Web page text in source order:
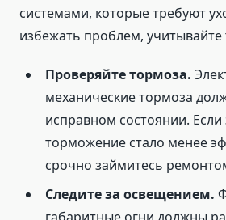
системами, которые требуют
избежать проблем,
Проверяйте тормоза.
механические тормоза
исправном состоянии.
торможение стало менее
срочно займитесь
Следите за освещением.